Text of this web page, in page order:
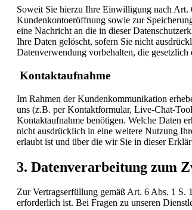
Soweit Sie hierzu Ihre Einwilligung nach Art.
Kundenkontoeröffnung sowie zur
eine Nachricht an die in dieser
Ihre Daten gelöscht, sofern Sie nicht
Datenverwendung vorbehalten, die
Kontaktaufnahme
Im Rahmen der Kundenkommunikation
uns (z.B. per Kontaktformular, Live-Chat-
Kontaktaufnahme benötigen. Welche Daten
nicht ausdrücklich in eine weitere Nutzung
erlaubt ist und über die wir Sie in dieser
3. Datenverarbeitung zum
Zur Vertragserfüllung gemäß Art. 6 Abs. 1 S.
erforderlich ist. Bei Fragen zu unseren